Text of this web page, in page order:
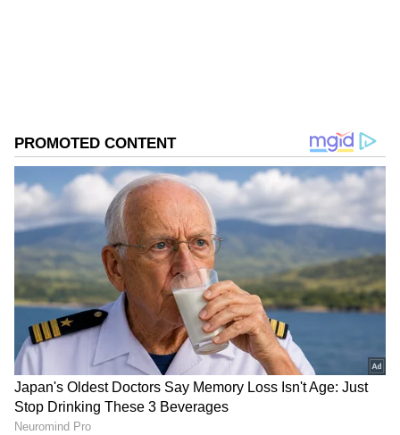
சட்டத்தின் (IPC) பிரிவு 498A-வின்
மேம்படுத்தப்பட்ட வடிவமாக, புதிய பாரதிய
நியாய சங்கிதாவில் (BNS) பிரிவு 85
கொண்டுவரப்பட்டுள்ளது. சமூக
வலைத்தளங்கள் இந்தச் சட்டத்தைப்
புரிந்துகொள்ளாமல், "மது அருந்துவதற்கு
மனைவியின் அனுமதி கட்டாயம்" என மிக
எளிமையாகத் திரித்துவிட்டன.
ஏசியாநெட் தமிழ்-ஐ உங்கள் முதன்மைத்